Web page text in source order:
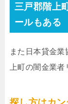
三戸郡階上
ールもある
また日本貸金
上町の闇金業